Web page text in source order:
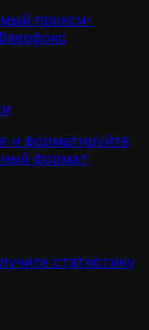
прокси-
и форматируйте
формат
статистику